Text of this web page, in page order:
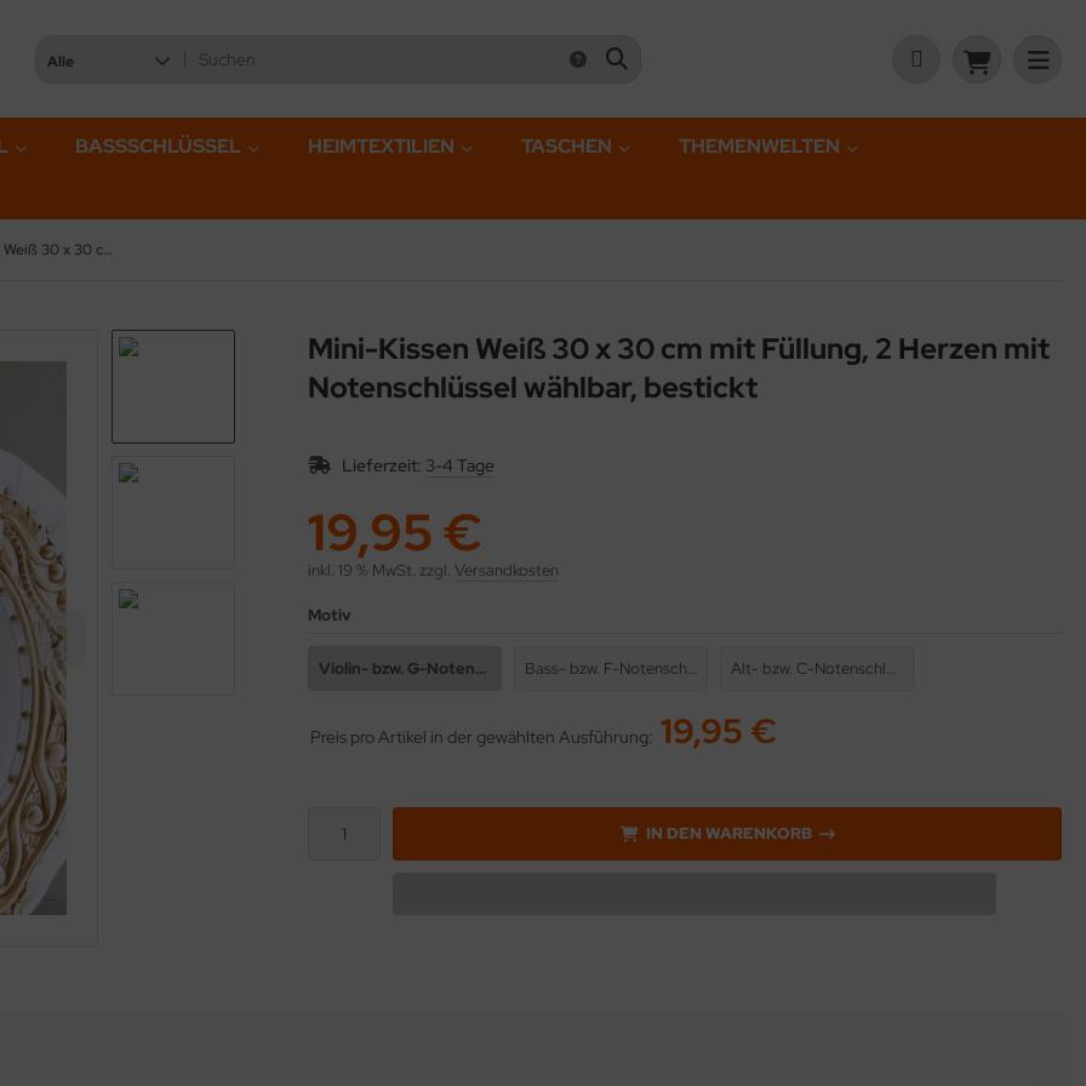
Alle
BASSSCHLÜSSEL HEIMTEXTILIEN TASCHEN
THEMENWELTEN
Mini-Kissen Weiß 30 x 30 cm mit Füllung, 2 Herzen mit Notenschlüssel wählbar, bestickt
Mini-Kissen Weiß 30 x 30 cm mit Füllung, 2 Herzen mit
Notenschlüssel wählbar, bestickt
Lieferzeit: 3-4 Tage
19,95 €
inkl. 19 % MwSt. zzgl. Versandkosten
Motiv
Violin- bzw. G-Notenschlüssel Bass- bzw. F-Notenschlüssel Alt- bzw. C-Notenschlüssel
Preis pro Artikel in der gewählten Ausführung: 19,95 €
IN DEN WARENKORB